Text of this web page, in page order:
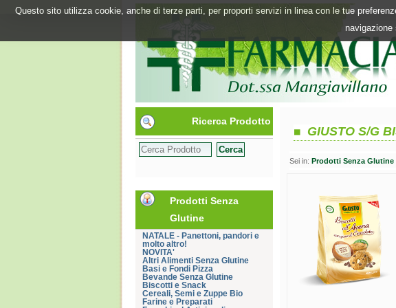
Questo sito utilizza cookie, anche di terze parti, per proporti servizi in linea con le tue
Ricerca Prodotto
Prodotti Senza
Glutine
NATALE - Panettoni, pandori e
molto altro!
NOVITA'
Altri Alimenti Senza Glutine
Basi e Fondi Pizza
Bevande Senza Glutine
Biscotti e Snack
Cereali, Semi e Zuppe Bio
Farine e Preparati
GIUSTO S/G
Sei in: Prodotti Senza Glutine